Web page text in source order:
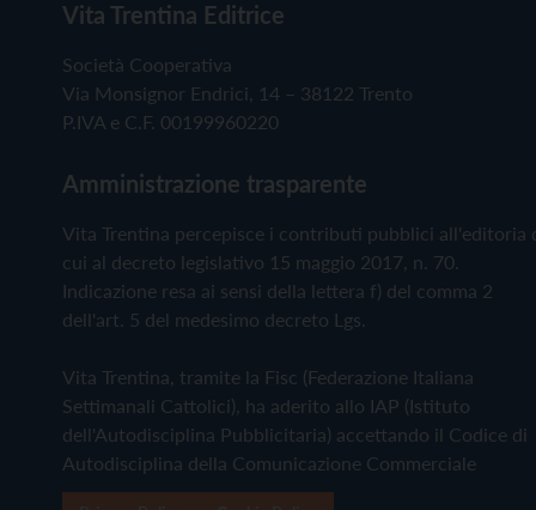
Vita Trentina Editrice
Società Cooperativa
Via Monsignor Endrici, 14 – 38122 Trento
P.IVA e C.F. 00199960220
Amministrazione trasparente
Vita Trentina percepisce i contributi pubblici all'editoria
cui al decreto legislativo 15 maggio 2017, n. 70.
Indicazione resa ai sensi della lettera f) del comma 2
dell'art. 5 del medesimo decreto Lgs.
Vita Trentina, tramite la Fisc (Federazione Italiana
Settimanali Cattolici), ha aderito allo IAP (Istituto
dell'Autodisciplina Pubblicitaria) accettando il Codice di
Autodisciplina della Comunicazione Commerciale